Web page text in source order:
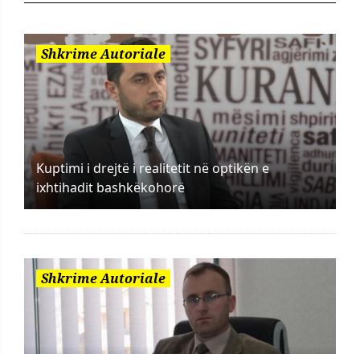
Shkrime Autoriale
Kuptimi i drejtë i realitetit në optikën e
ixhtihadit bashkëkohorë
Shkrime Autoriale